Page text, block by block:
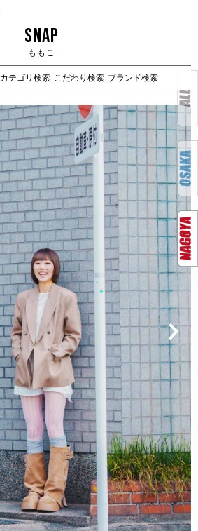
SNAP
ももこ
カテゴリ検索 こだわり検索 ブランド検索